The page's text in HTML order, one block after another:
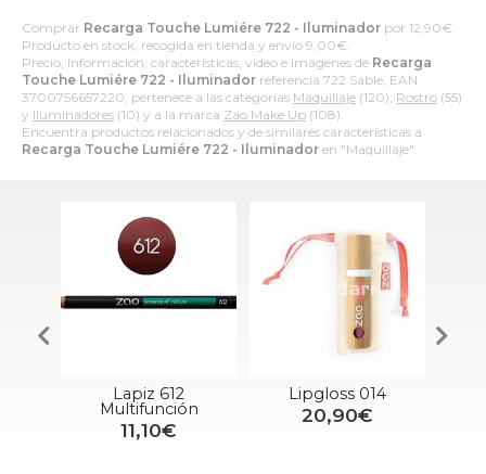
Comprar Recarga Touche Lumiére 722 - Iluminador por 12,90€
Producto en stock, recogida en tienda y envío 9,00€
Precio, información, características, video e imágenes de Recarga
Touche Lumiére 722 - Iluminador referencia 722 Sable, EAN
3700756657220, pertenece a las categorías Maquillaje (120), Rostro (55)
y Iluminadores (10) y a la marca Zao Make Up (108).
Encuentra productos relacionados y de similares características a
Recarga Touche Lumiére 722 - Iluminador en "Maquillaje".
Lapiz 612
Multifunción
11,10€
Lipgloss 014
20,90€